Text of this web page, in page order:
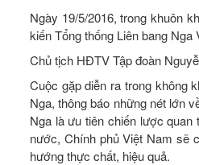
Ngày 19/5/2016, trong khuôn
kiến Tổng thống Liên bang Nga
Chủ tịch HĐTV Tập đoàn
Cuộc gặp diễn ra trong không
Nga, thông báo những nét lớn
Nga là ưu tiên chiến lược
nước, Chính phủ Việt Nam sẽ
hướng thực chất, hiệu quả.